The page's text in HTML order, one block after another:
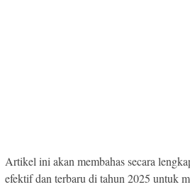
Artikel ini akan membahas secara
efektif dan terbaru di tahun 2025 untuk